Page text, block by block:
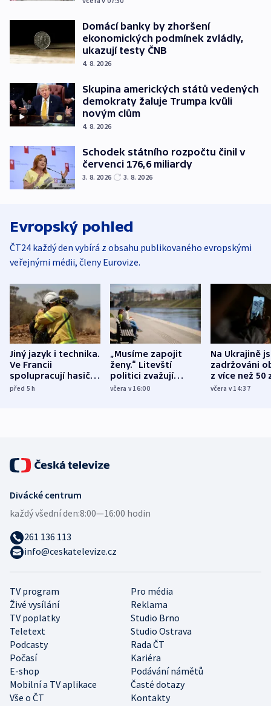
Domácí banky by zhoršení
ekonomických podmínek zvládly,
ukazují testy ČNB
4. 8. 2026
Skupina amerických států vedených
demokraty žaluje Trumpa kvůli
novým clům
4. 8. 2026
Schodek státního rozpočtu činil v
červenci 176,6 miliardy
3. 8. 2026 3. 8. 2026
Evropský pohled
ČT24 každý den vybírá z obsahu publikovaného evropskými
veřejnými médii, členy Eurovize.
Jiný jazyk i technika.
Ve Francii
spolupracují hasiči z
různých zemí
před 5h
„Musíme zapojit
ženy.“ Litevští
politici zvažují
dohodu o
včera v 16:00
Na Ukrajině
zadržováni
z více než 50
Bojovali na
včera v 14:37
TV program
Pro média
Živé vysílání
Reklama
TV poplatky
Studio Brno
Teletext
Studio Ostrava
Podcasty
Rada ČT
Počasí
Kariéra
E-shop
Podávání námětů
Mobilní a TV aplikace
Časté dotazy
Vše o ČT
Kontakty
Divácké centrum
každý všední den:8:00—16:00 hodin
261 136 113
info@ceskatelevize.cz